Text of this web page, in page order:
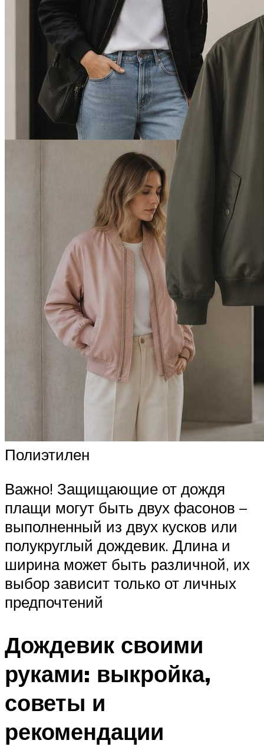
Полиэтилен
Важно! Защищающие от дождя
плащи могут быть двух фасонов –
выполненный из двух кусков или
полукруглый дождевик. Длина и
ширина может быть различной, их
выбор зависит только от личных
предпочтений
Дождевик своими
руками: выкройка,
советы и
рекомендации